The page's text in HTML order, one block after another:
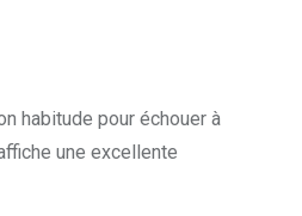
habitude pour échouer à
une excellente